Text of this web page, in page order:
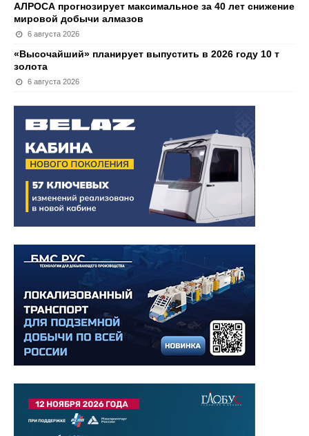
АЛРОСА прогнозирует максимальное за 40 лет снижение
мировой добычи алмазов
6 августа 2026
«Высочайший» планирует выпустить в 2026 году 10 т
золота
6 августа 2026